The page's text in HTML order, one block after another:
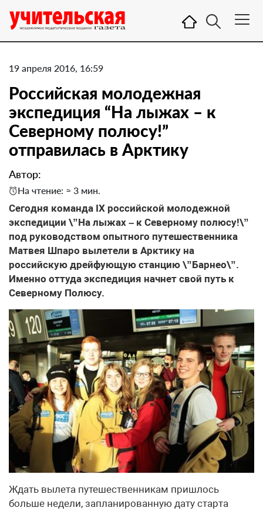
19 апреля 2016, 16:59
Российская молодежная
экспедиция “На лыжах – к
Северному полюсу!”
отправилась в Арктику
Автор:
На чтение: ≈ 3 мин.
Сегодня команда IX российской молодежной
экспедиции \”На лыжах – к Северному полюсу!\”
под руководством опытного путешественника
Матвея Шпаро вылетели в Арктику на
российскую дрейфующую станцию \”Барнео\”.
Именно оттуда экспедиция начнет свой путь к
Северному Полюсу.
Ждать вылета путешественникам пришлось
больше недели, запланированную дату старта